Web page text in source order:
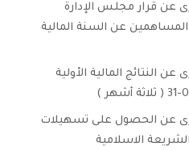
عن قرار مجلس الإدارة
المساهمين عن السنة المالية
النتائج المالية الأولية
عن الحصول على تسهيلات
الاسلامية